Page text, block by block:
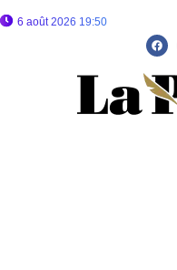
6 août 2026 19:50